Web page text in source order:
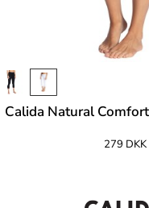
Calida Natural
279 DKK